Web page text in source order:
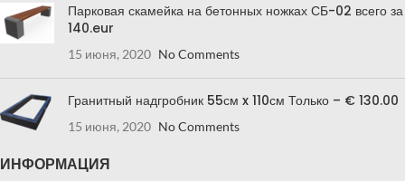
Парковая скамейка на бетонных ножках СБ-02 всего за
140.eur
15 июня, 2020 No Comments
Гранитный надгробник 55см x 110см Только – € 130.00
15 июня, 2020 No Comments
ИНФОРМАЦИЯ